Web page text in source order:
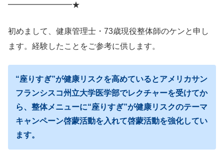
━━━━━━━━★
初めまして、健康管理士・73歳現役整体師のケンと申し
ます。経験したことをご参考に供します。
“座りすぎ”が健康リスクを高めているとアメリカサン
フランシスコ州立大学医学部でレクチャーを受けてか
ら、整体メニューに“座りすぎ”が健康リスクのテーマ
キャンペーン啓蒙活動を入れて啓蒙活動を強化してい
ます。